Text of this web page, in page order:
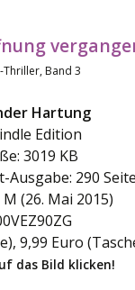
Thriller, Band 3
Hartung
Edition
3019 KB
290
(26. Mai 2015)
9,99 Euro
das Bild klicken!